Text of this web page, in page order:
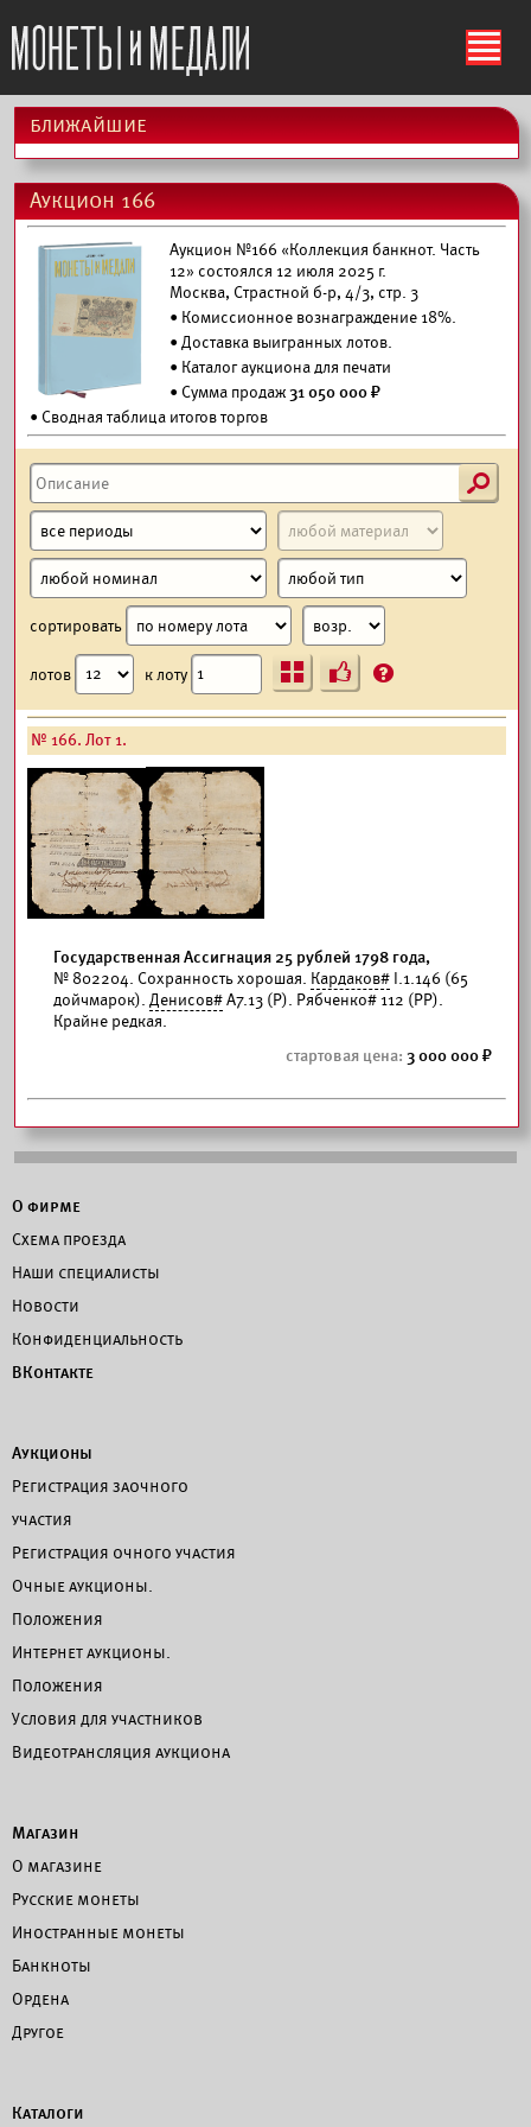
ś
ближайшие
Аукцион 166
Аукцион №166 «Коллекция банкнот. Часть
12» состоялся 12 июля 2025 г.
Москва, Страстной б-р, 4/3, стр. 3
• Комиссионное вознаграждение 18%.
• Доставка выигранных лотов.
• Каталог аукциона для печати
• Сумма продаж31 050 000 ₽
• Сводная таблица итогов торгов
s
сортировать
лотов к лоту Ъ ?
№ 166. Лот 1.
Государственная Ассигнация 25 рублей 1798 года,
№ 802204. Сохранность хорошая. Кардаков# I.1.146 (65
дойчмарок). Денисов#А7.13 (Р). Рябченко# 112 (РР).
Крайне редкая.
3 000 000
О фирме
Схема проезда
Наши специалисты
Новости
Конфиденциальность
ВКонтакте
Аукционы
Регистрация заочного
участия
Регистрация очного участия
Очные аукционы.
Положения
Интернет аукционы.
Положения
Условия для участников
Видеотрансляция аукциона
Магазин
О магазине
Русские монеты
Иностранные монеты
Банкноты
Ордена
Другое
Каталоги